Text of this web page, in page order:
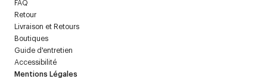
FAQ
Retour
Livraison et Retours
Boutiques
Guide d'entretien
Accessibilité
Mentions Légales